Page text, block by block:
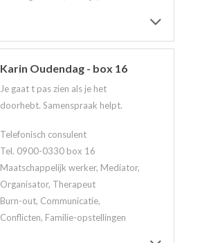
Karin Oudendag - box 16
Je gaat t pas zien als je het
doorhebt. Samenspraak helpt.
Telefonisch consulent
Tel. 0900-0330 box 16
Maatschappelijk werker, Mediator,
Organisator, Therapeut
Burn-out, Communicatie,
Conflicten, Familie-opstellingen